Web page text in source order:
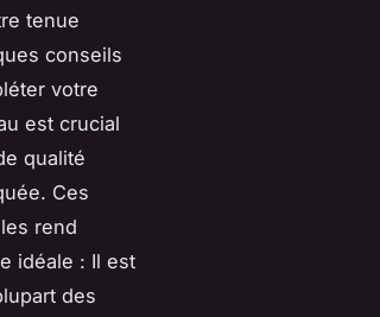
tenue
conseils
votre
est crucial
qualité
Ces
rend
idéale : Il est
des